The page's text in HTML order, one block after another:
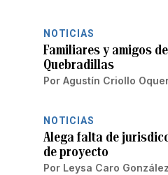
NOTICIAS
Familiares y amigos
Quebradillas
Por Agustín Criollo
NOTICIAS
Alega falta de
de proyecto
Por Leysa Caro González